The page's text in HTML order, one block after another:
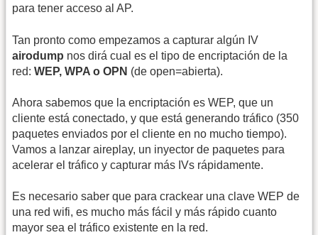
para tener acceso al AP.
Tan pronto como empezamos a capturar algún IV
airodump nos dirá cual es el tipo de encriptación de la
red: WEP, WPA o OPN (de open=abierta).
Ahora sabemos que la encriptación es WEP, que un
cliente está conectado, y que está generando tráfico (350
paquetes enviados por el cliente en no mucho tiempo).
Vamos a lanzar aireplay, un inyector de paquetes para
acelerar el tráfico y capturar más IVs rápidamente.
Es necesario saber que para crackear una clave WEP de
una red wifi, es mucho más fácil y más rápido cuanto
mayor sea el tráfico existente en la red.